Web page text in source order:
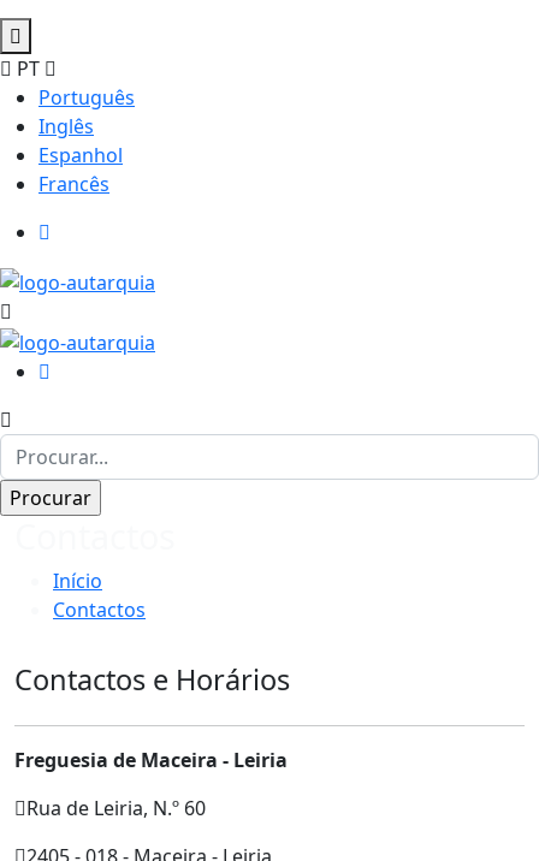
PT
Português
Inglês
Espanhol
Francês
Início
Contactos
Contactos e Horários
Freguesia de Maceira - Leiria
Rua de Leiria, N.º 60